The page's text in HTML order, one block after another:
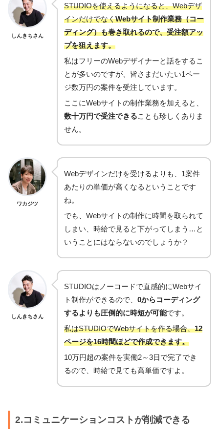
しんきちさん
STUDIOを使えるようになると、Webデザ
インだけでなくWebサイト制作業務（コー
ディング）も巻き取れるので、受注額アッ
プを狙えます。
私はフリーのWebデザイナーと話をするこ
とが多いのですが、皆さまだいたい1ペー
ジ数万円の案件を受注しています。
ここにWebサイトの制作業務を加えると、
数十万円で受注できることも珍しくありま
せん。
ワカジツ
Webデザインだけを受けるよりも、1案件
あたりの単価が高くなるということです
ね。
でも、Webサイトの制作に時間を取られて
しまい、時給で見ると下がってしまう…と
いうことにはならないのでしょうか？
しんきちさん
STUDIOはノーコードで直感的にWebサイ
ト制作ができるので、 0からコーディング
するよりも圧倒的に時短が可能です。
私はSTUDIOでWebサイトを作る場合、12
ページを16時間ほどで作成できます。
10万円超の案件を実働2～3日で完了でき
るので、時給で見ても高単価ですよ。
2.コミュニケーションコストが削減できる